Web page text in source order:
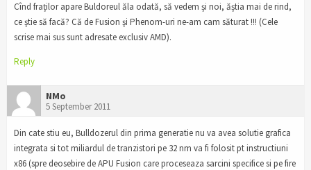
Cînd fraţilor apare Buldoreul ăla odată, să vedem şi noi, ăştia mai de rind,
ce ştie să facă? Că de Fusion şi Phenom-uri ne-am cam săturat !!! (Cele
scrise mai sus sunt adresate exclusiv AMD).
Reply
NMo
5 September 2011
Din cate stiu eu, Bulldozerul din prima generatie nu va avea solutie grafica
integrata si tot miliardul de tranzistori pe 32 nm va fi folosit pt instructiuni
x86 (spre deosebire de APU Fusion care proceseaza sarcini specifice si pe fire